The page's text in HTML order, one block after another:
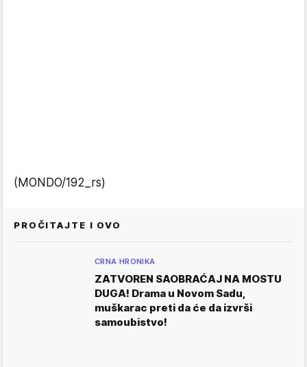
(MONDO/192_rs)
PROČITAJTE I OVO
CRNA HRONIKA
ZATVOREN SAOBRAĆAJ NA MOSTU
DUGA! Drama u Novom Sadu,
muškarac preti da će da izvrši
samoubistvo!